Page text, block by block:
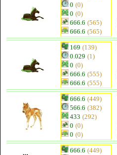
0 (0)
0 (0)
666.6 (565)
666.6 (565)
169 (139)
0.029 (1)
0 (0)
666.6 (555)
666.6 (555)
666.6 (449)
566.6 (382)
433 (292)
0 (0)
0 (0)
666.6 (449)